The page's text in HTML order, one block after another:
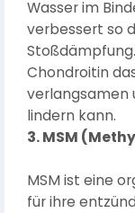
Wasser im
verbessert so
Chondroitin
verlangsamen
lindern kann.
3. MSM
MSM ist eine
für ihre